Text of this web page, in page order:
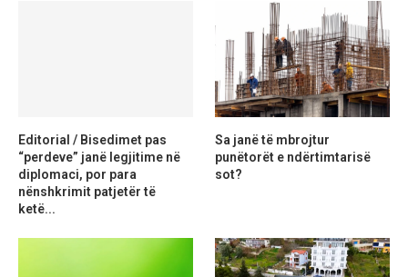
Editorial / Bisedimet pas
“perdeve” janë legjitime në
diplomaci, por para
nënshkrimit patjetër të
ketë...
Sa janë të mbrojtur
punëtorët e ndërtimtarisë
sot?